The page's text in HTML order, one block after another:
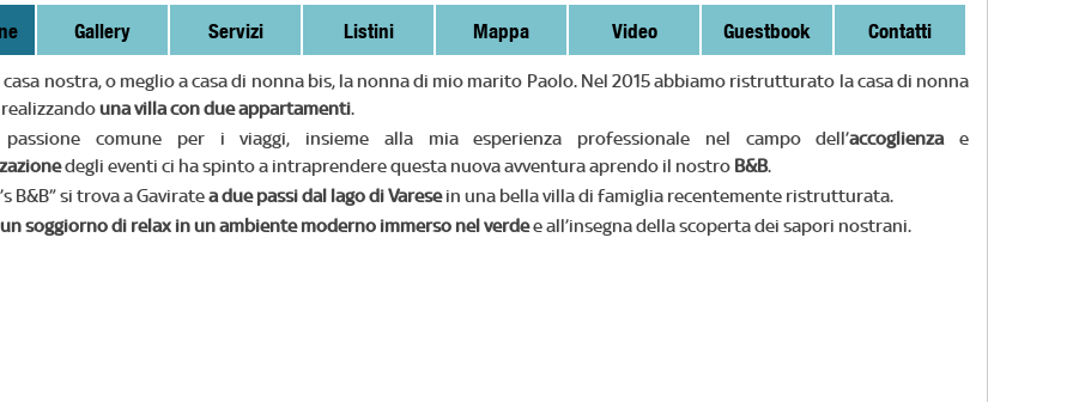
Gallery Servizi Listini Mappa Video Guestbook Contatti
casa nostra, o meglio a casa di nonna bis, la nonna di mio marito Paolo. Nel 2015 abbiamo ristrutturato la casa di nonna
una villa con due appartamenti.
comune per i viaggi, insieme alla mia esperienza professionale nel campo dell’accoglienzae
degli eventi ci ha spinto a intraprendere questa nuova avventura aprendo il nostro B&B.
B&B” si trova a Gaviratea due passi dal lago di Varesein una bella villa di famiglia recentemente ristrutturata.
un soggiorno di relax in un ambiente moderno immerso nel verdee all’insegna della scoperta dei sapori nostrani.